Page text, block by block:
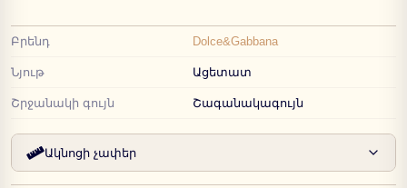
Բրենդ Dolce&Gabbana
Նյութ Ացետատ
Շրջանակի գույն Շագանակագույն
Ակնոցի չափեր